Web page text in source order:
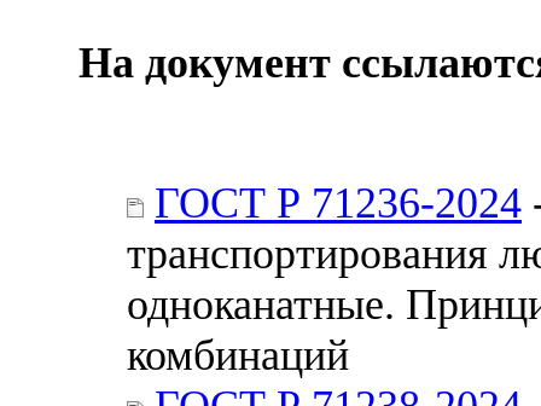
На документ
ГОСТ Р 71236-2024
транспортирования
одноканатные.
комбинаций